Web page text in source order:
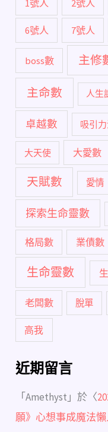
1號人 2號人
6號人 7號人
boss數 主修
主命數 人生
卓越數 吸引
大天使 大愛數
天賦數 愛情
探索生命靈數
格局數 業債數
生命靈數
老闆數 脫單
高我
近期留言
「Amethyst 」於〈
願》心想事成魔法